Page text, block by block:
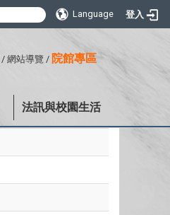
Language 登入
/ 網站導覽 / 院館專區
法訊與校園生活